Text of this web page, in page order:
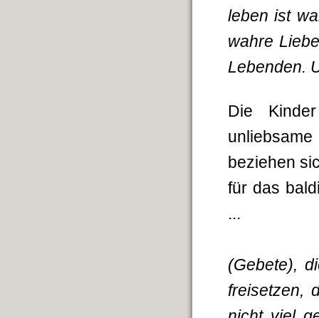
leben ist
wahre
Lebenden.
Die
beziehen
für das
...
(Gebete),
freisetzen,